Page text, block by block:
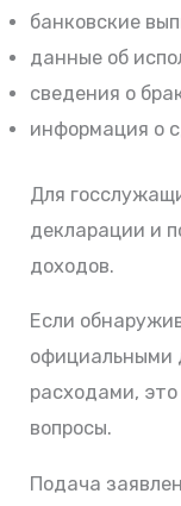
банковские
данные об
сведения о
информация о
Для
декларации и
доходов.
Если
официальными
расходами,
вопросы.
Подача